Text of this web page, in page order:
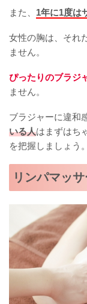
また、 1年に1度は
女性の胸は、それ
ません。
ぴったりのブラジ
ません。
ブラジャーに違和
いる人はまずはち
を把握しましょう。
リンパマッ